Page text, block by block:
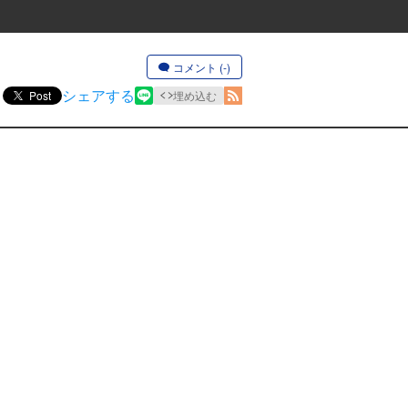
コメント (-)
Post シェアする 埋め込む